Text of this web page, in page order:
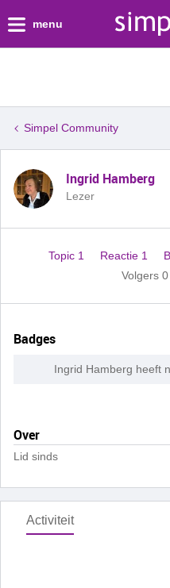
menu
Simpel Community
Ingrid Hamberg
Lezer
Topic 1 Reactie 1
Volgers 0
Badges
Ingrid Hamberg heeft
Over
Lid sinds
Activiteit